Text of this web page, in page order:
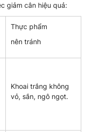
giảm cân hiệu quả:
Thực phẩm
nên tránh
Khoai trắng không
vỏ, sắn, ngô ngọt.